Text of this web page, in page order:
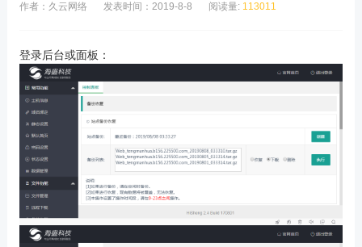
作者：久云网络 发表时间：2019-8-8 阅读量: 113011
登录后台或面板：